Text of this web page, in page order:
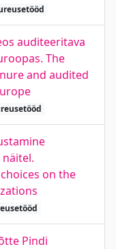
auditeeritava
The
and audited
on the
Pindi